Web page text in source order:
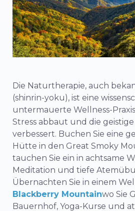
Die Naturtherapie, auch
(shinrin-yoku), ist eine
untermauerte Wellness-
Stress abbaut und die
verbessert. Buchen Sie eine
Hütte in den Great Smoky
tauchen Sie ein in achtsame
Meditation und tiefe
Übernachten Sie in einem
Blackberry Mountainwo Sie
Bauernhof, Yoga-Kurse und